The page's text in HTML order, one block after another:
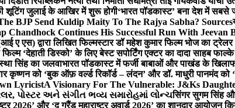
शूटिंग जुलाई के आखिर में शुरू होगी‘भारत पॉडकास्ट’ बना देश में सबसे
BJP Send Kuldip Maity To The Rajya Sabha? Sources
Chandhock Continues His Successful Run With Jeevan
ए एस) द्वारा लिखित फिल्मस्टार डॉ महेश कुमार फिल्म भोज का
‘देहाती डिस्को’ के लिए बेस्ट सपोर्टिंग एक्टर का दादा साहब
सिंह का जलवाभारत पॉडकास्ट में फर्जी बाबाओं और पाखंड के खिलाफ
कृष्णन को ‘बुक ऑफ़ वर्ल्ड रिकॉर्ड – लंदन’ और डॉ. माधुरी पानमंद को
LyricistA Visionary For The Vulnerable: J&Ks
પોસ્ટર અને સંગીત ભવ્ય સમારોહમાં લોન્ચसिंगर सुगम सिंह और
2026’ और ‘द ग्रैंड महाराष्ट्र अवार्ड 2026’ का शानदार आयोजन